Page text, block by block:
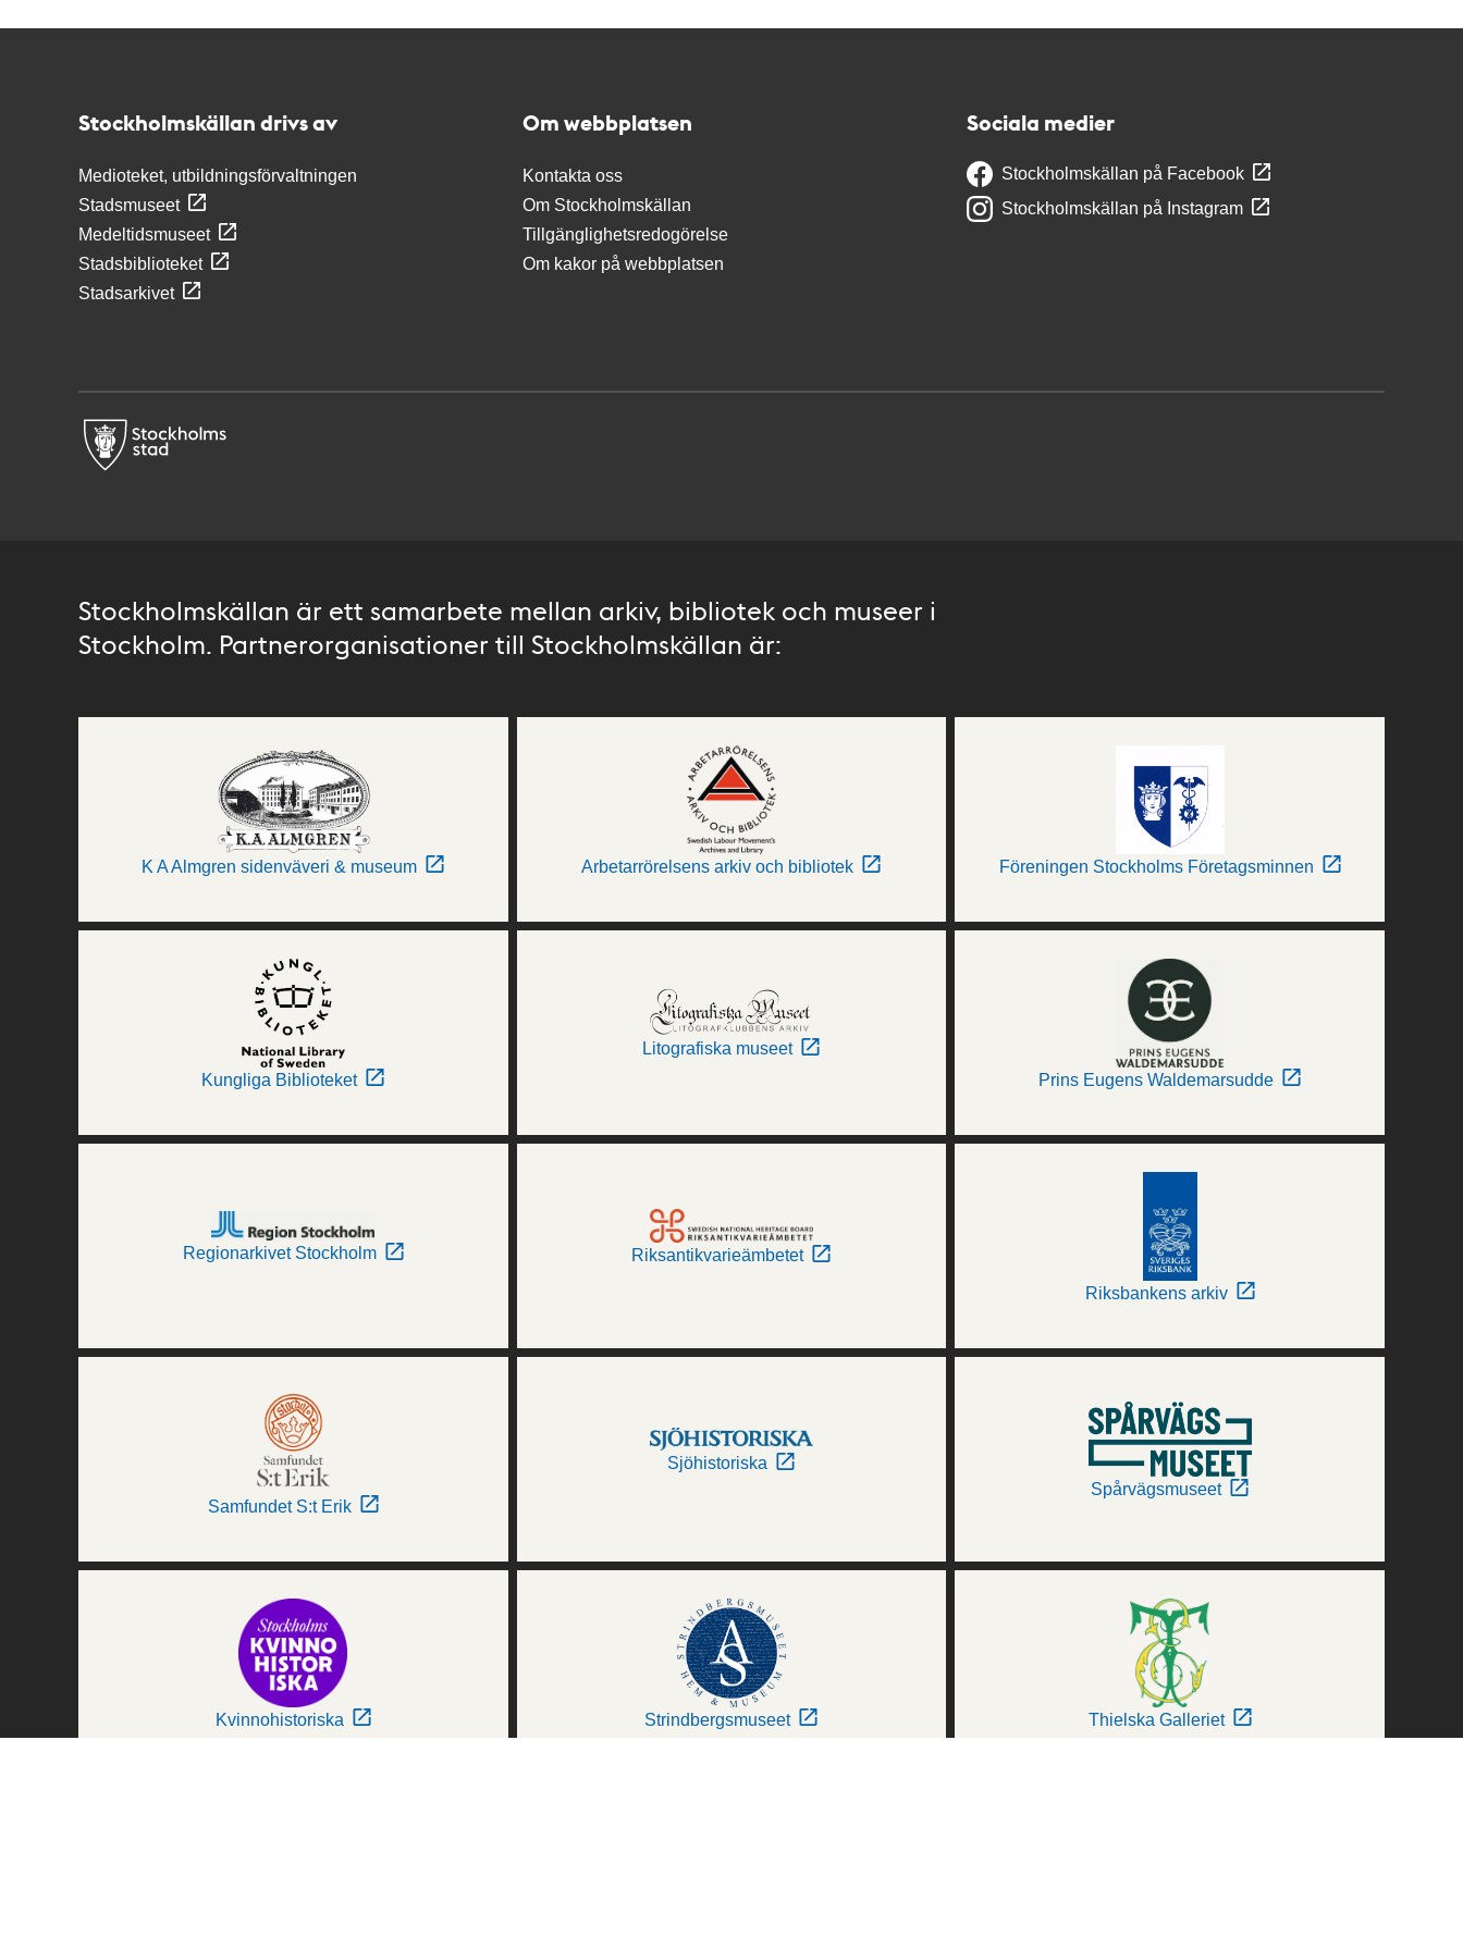
Stockholmskällan drivs av
Medioteket, utbildningsförvaltningen
Stadsmuseet
Medeltidsmuseet
Stadsbiblioteket
Stadsarkivet
Om webbplatsen
Kontakta oss
Om Stockholmskällan
Tillgänglighetsredogörelse
Om kakor på webbplatsen
Sociala medier
Stockholmskällan på Facebook
Stockholmskällan på Instagram
Stockholmskällan är ett samarbete mellan arkiv, bibliotek och museer i
Stockholm. Partnerorganisationer till Stockholmskällan är:
K A Almgren sidenväveri & museum Arbetarrörelsens arkiv och bibliotek Föreningen Stockholms Företagsminnen
Kungliga Biblioteket
Litografiska museet
Prins Eugens Waldemarsudde
Regionarkivet Stockholm Riksantikvarieämbetet
Riksbankens arkiv
Samfundet S:t Erik
Sjöhistoriska
Spårvägsmuseet
Kvinnohistoriska Strindbergsmuseet Thielska Galleriet